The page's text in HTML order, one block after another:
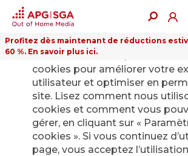
Profitez dès maintenant de réductions
60 %. En savoir plus ici.
Sur ce site Internet, nous
cookies pour améliorer votre
utilisateur et optimiser en
site. Lisez comment nous
cookies et comment vous
gérer, en cliquant sur «
cookies ». Si vous continuez
page, vous acceptez